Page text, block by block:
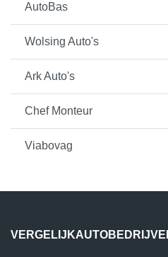
AutoBas
Wolsing Auto's
Ark Auto's
Chef Monteur
Viabovag